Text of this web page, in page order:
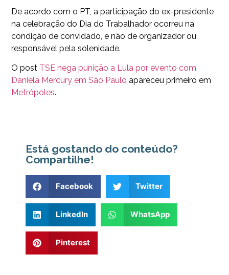
De acordo com o PT, a participação do ex-presidente
na celebração do Dia do Trabalhador ocorreu na
condição de convidado, e não de organizador ou
responsável pela solenidade.
O post TSE nega punição a Lula por evento com
Daniela Mercury em São Paulo apareceu primeiro em
Metrópoles.
Está gostando do conteúdo?
Compartilhe!
Facebook Twitter
LinkedIn WhatsApp
Pinterest